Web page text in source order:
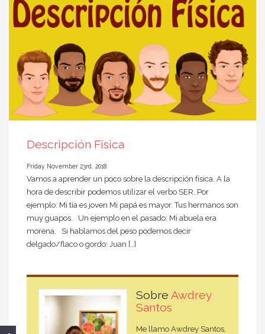
Descripción Física
Friday November 23rd, 2018
Vamos a aprender un poco sobre la descripción física. A la
hora de describir podemos utilizar el verbo SER. Por
ejemplo: Mi tía es joven Mi papá es mayor. Tus hermanos son
muy guapos. Un ejemplo en el pasado: Mi abuela era
morena. Si hablamos del peso podemos decir
delgado/flaco o gordo: Juan […]
Sobre Awdrey
Santos
Me llamo Awdrey Santos,